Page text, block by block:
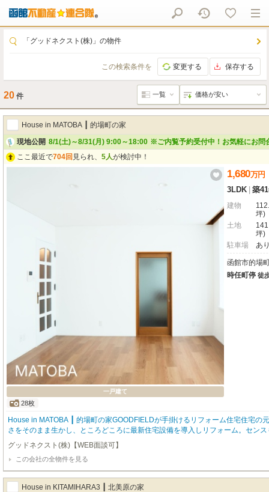
「グッドネクスト(株)」の物件
この検索条件を 変更する 保存する
20 件
House in MATOBA ┃ 的場町の家
現地公開 8/1(土)～8/31(月) 9:00～18:00 ※ご内覧予約受付中！お気軽にお問
ここ最近で704回 見られ、 5人が検討中！
一戸建て
28枚
1,680万円
3LDK 築
建物
坪)
土地
坪)
駐車場
あ
函館市的場
時任町停 徒
House in MATOBA ┃ 的場町の家GOODFIELDが手掛けるリフォーム住宅住宅の
さをそのまま生かし、ところどころに最新住宅設備を導入しリフォーム。セン
マートなGOODFIELD流のリフォーム住宅が登場。～goodfield quality～■内装ク
全面張り替え、フローリングも張り替え対応■北海道で２１００棟以上の累計販
弊社だからご提案できるリフォーム内容■駐車スペースを2台分確保、散水栓も
可能
グッドネクスト(株)【WEB面談可】
この会社の全物件を見る
House in KITAMIHARA3 ┃ 北美原の家